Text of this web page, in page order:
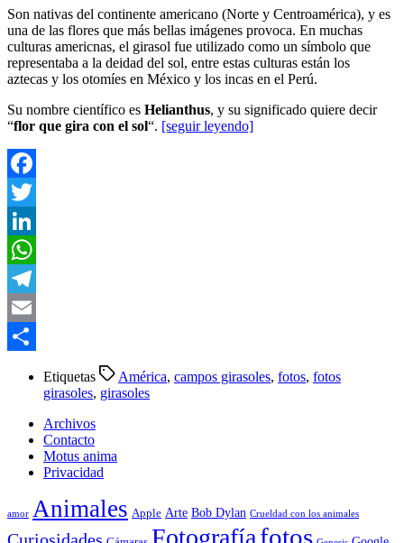
Son nativas del continente americano (Norte y Centroamérica), y es
una de las flores que más bellas imágenes provoca. En muchas
culturas americnas, el girasol fue utilizado como un símbolo que
representaba a la deidad del sol, entre estas culturas están los
aztecas y los otomíes en México y los incas en el Perú.
Su nombre científico es Helianthus, y su significado quiere decir
“flor que gira con el sol“. [seguir leyendo]
Facebook
Twitter
LinkedIn
WhatsApp
Telegram
Email
Etiquetas América, campos girasoles, fotos, fotos
girasoles, girasoles
Archivos
Contacto
Motus anima
Privacidad
amor Animales Apple Arte Bob Dylan Crueldad con los animales
Fotografíafotos